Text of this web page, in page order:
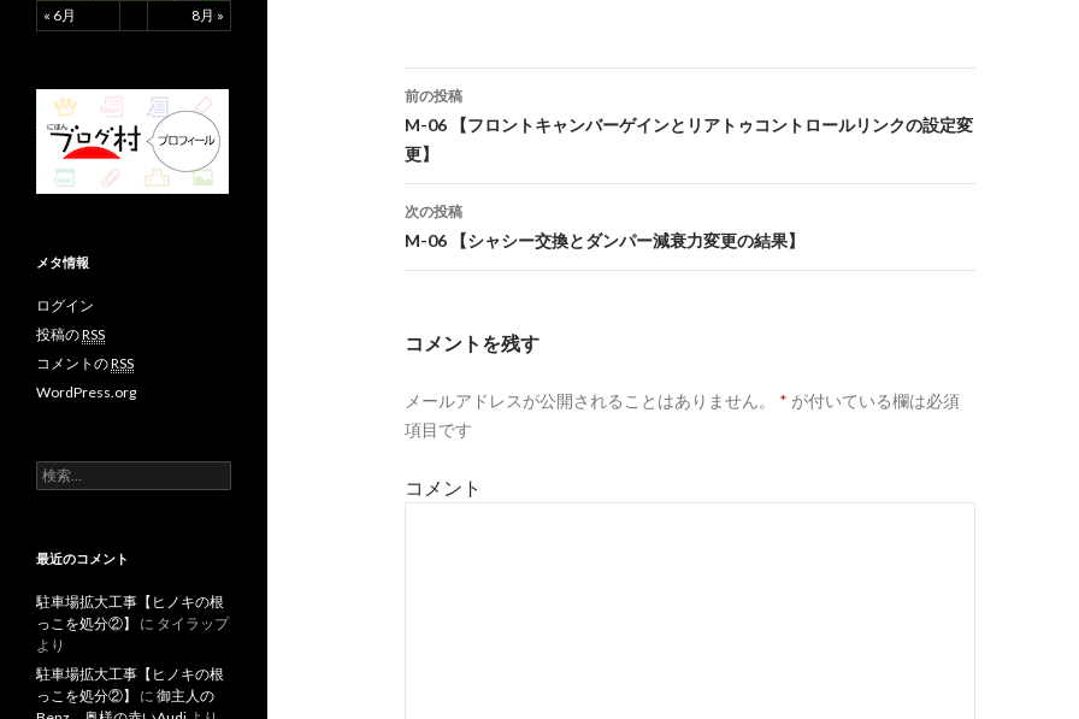
投
稿
ナ
ビ
ー
ョ
前の投稿
M-06 【フロントキャンバーゲインとリアトゥコントロールリンクの設定変
更】
次の投稿
M-06 【シャシー交換とダンパー減衰力変更の結果】
コメントを残す
メールアドレスが公開されることはありません。 * が付いている欄は必須
項目です
コメント
« 6月 8月 »
メタ情報
ログイン
投稿のRSS
コメントのRSS
WordPress.org
検
索
最近のコメント
駐車場拡大工事【ヒノキの根
っこを処分②】
に タイラップ
より
駐車場拡大工事【ヒノキの根
っこを処分②】
に 御主人の